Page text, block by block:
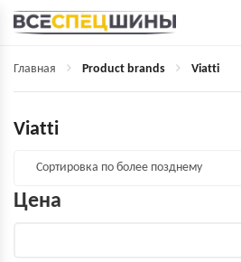
Главная Product brands Viatti
Viatti
Цена